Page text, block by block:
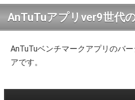
AnTuTuアプリver9世代
AnTuTuベンチマークアプリのバ
アです。